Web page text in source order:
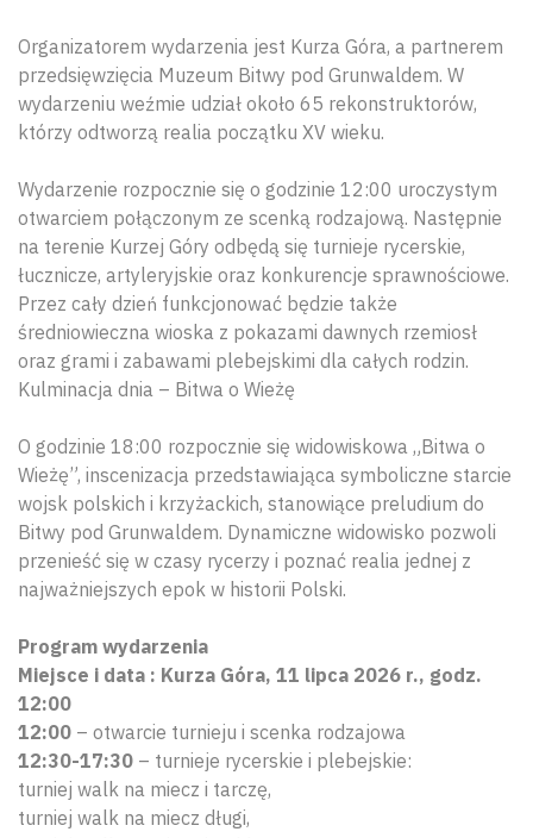
Organizatorem wydarzenia jest Kurza Góra, a partnerem
przedsięwzięcia Muzeum Bitwy pod Grunwaldem. W
wydarzeniu weźmie udział około 65 rekonstruktorów,
którzy odtworzą realia początku XV wieku.
Wydarzenie rozpocznie się o godzinie 12:00 uroczystym
otwarciem połączonym ze scenką rodzajową. Następnie
na terenie Kurzej Góry odbędą się turnieje rycerskie,
łucznicze, artyleryjskie oraz konkurencje sprawnościowe.
Przez cały dzień funkcjonować będzie także
średniowieczna wioska z pokazami dawnych rzemiosł
oraz grami i zabawami plebejskimi dla całych rodzin.
Kulminacja dnia – Bitwa o Wieżę
O godzinie 18:00 rozpocznie się widowiskowa „Bitwa o
Wieżę”, inscenizacja przedstawiająca symboliczne starcie
wojsk polskich i krzyżackich, stanowiące preludium do
Bitwy pod Grunwaldem. Dynamiczne widowisko pozwoli
przenieść się w czasy rycerzy i poznać realia jednej z
najważniejszych epok w historii Polski.
Program wydarzenia
Miejsce i data : Kurza Góra, 11 lipca 2026 r., godz.
12:00
12:00 – otwarcie turnieju i scenka rodzajowa
12:30-17:30 – turnieje rycerskie i plebejskie:
turniej walk na miecz i tarczę,
turniej walk na miecz długi,